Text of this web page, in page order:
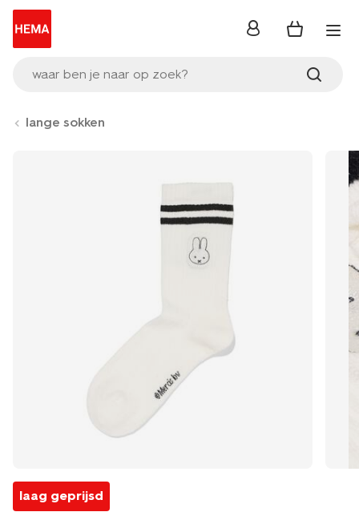
waar ben je naar op zoek?
inloggen
lange sokken
laag geprijsd